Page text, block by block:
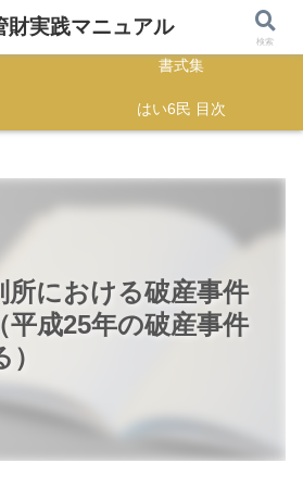
正誤表
書式集
はい6民 目次
所における破産事件
平成25年の破産事件
財実践マニュアル
検索